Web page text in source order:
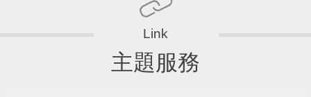
主題服務